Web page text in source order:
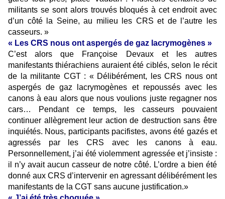
militants se sont alors trouvés bloqués à cet endroit avec
d’un côté la Seine, au milieu les CRS et de l’autre les
casseurs. »
« Les CRS nous ont aspergés de gaz lacrymogènes »
C’est alors que Françoise Devaux et les autres
manifestants thiérachiens auraient été ciblés, selon le récit
de la militante CGT : « Délibérément, les CRS nous ont
aspergés de gaz lacrymogènes et repoussés avec les
canons à eau alors que nous voulions juste regagner nos
cars… Pendant ce temps, les casseurs pouvaient
continuer allègrement leur action de destruction sans être
inquiétés. Nous, participants pacifistes, avons été gazés et
agressés par les CRS avec les canons à eau.
Personnellement, j’ai été violemment agressée et j’insiste :
il n’y avait aucun casseur de notre côté. L’ordre a bien été
donné aux CRS d’intervenir en agressant délibérément les
manifestants de la CGT sans aucune justification.»